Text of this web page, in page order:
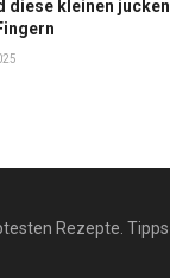
diese kleinen
Rezepte.